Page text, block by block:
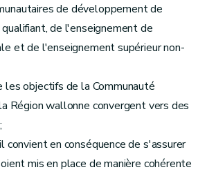
de développement de
de l'enseignement de
et de l'enseignement supérieur non-
les objectifs de la Communauté
Région wallonne convergent vers des
convient en conséquence de s'assurer
mis en place de manière cohérente